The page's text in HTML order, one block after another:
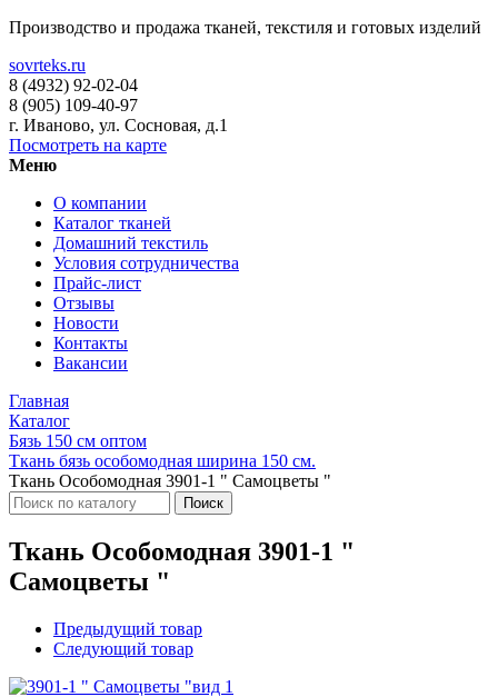
Производство и продажа тканей, текстиля и готовых изделий
sovrteks.ru
8 (4932) 92-02-04
8 (905) 109-40-97
г. Иваново, ул. Сосновая, д.1
Посмотреть на карте
Меню
О компании
Каталог тканей
Домашний текстиль
Условия сотрудничества
Прайс-лист
Отзывы
Новости
Контакты
Вакансии
Главная
Каталог
Бязь 150 см оптом
Ткань бязь особомодная ширина 150 см.
Ткань Особомодная 3901-1 " Самоцветы "
Поиск
Ткань Особомодная 3901-1 "
Самоцветы "
Предыдущий товар
Следующий товар
вид 1